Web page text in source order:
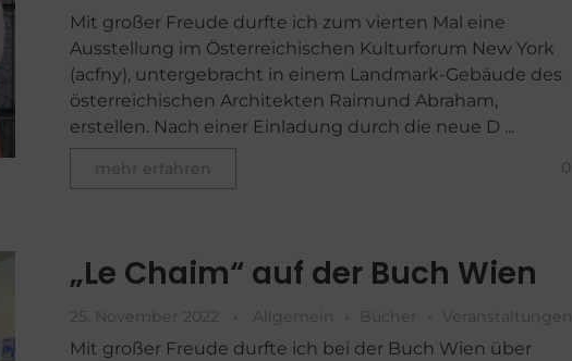
Mit großer Freude durfte ich zum vierten Mal eine
Ausstellung im Österreichischen Kulturforum New York
(acfny), untergebracht in einem Landmark-Gebäude des
österreichischen Architekten Raimund Abraham,
erstellen. Nach einer Einladung durch die neue D ...
mehr erfahren 0
„Le Chaim“ auf der Buch Wien
25. November 2022 Allgemein Bücher Veranstaltungen
Mit großer Freude durfte ich bei der Buch Wien über